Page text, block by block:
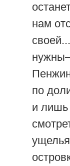
нам
по
и лишь